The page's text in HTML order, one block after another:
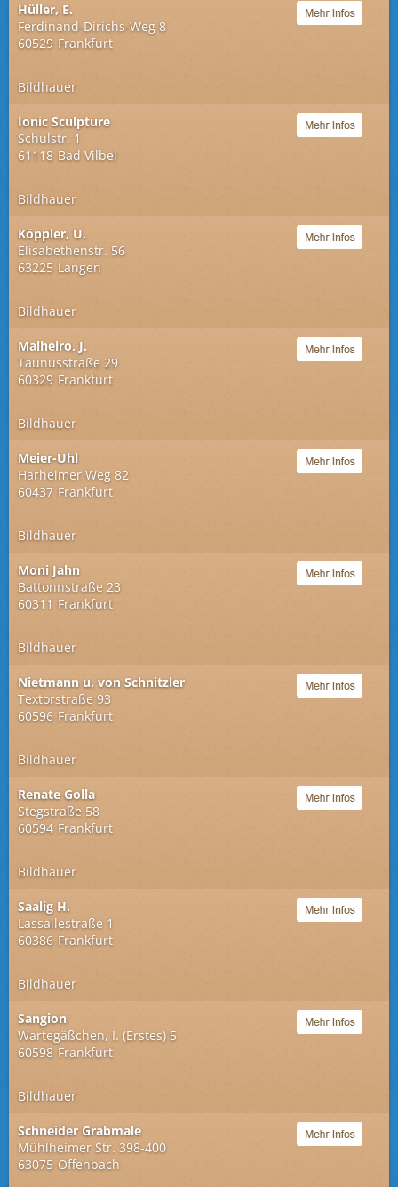
Hüller, E.
Ferdinand-Dirichs-Weg 8
60529 Frankfurt
Bildhauer
Ionic Sculpture
Schulstr. 1
61118 Bad Vilbel
Bildhauer
Köppler, U.
Elisabethenstr. 56
63225 Langen
Bildhauer
Malheiro, J.
Taunusstraße 29
60329 Frankfurt
Bildhauer
Meier-Uhl
Harheimer Weg 82
60437 Frankfurt
Bildhauer
Moni Jahn
Battonnstraße 23
60311 Frankfurt
Bildhauer
Nietmann u. von Schnitzler
Textorstraße 93
60596 Frankfurt
Bildhauer
Renate Golla
Stegstraße 58
60594 Frankfurt
Bildhauer
Saalig H.
Lassallestraße 1
60386 Frankfurt
Bildhauer
Sangion
Wartegäßchen, I. (Erstes) 5
60598 Frankfurt
Bildhauer
Schneider Grabmale
Mühlheimer Str. 398-400
63075 Offenbach